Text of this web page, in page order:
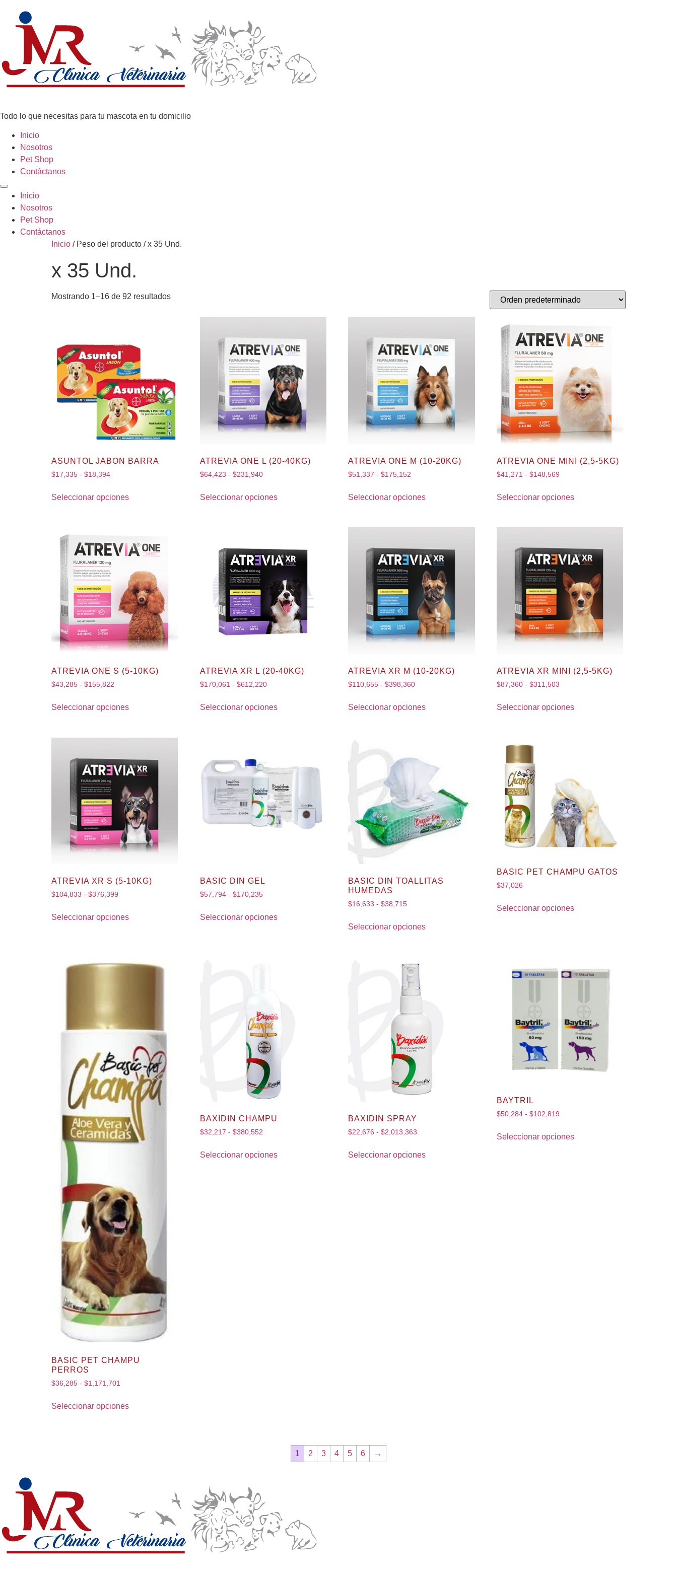
Todo lo que necesitas para tu mascota en tu domicilio
Inicio
Nosotros
Pet Shop
Contáctanos
Inicio
Nosotros
Pet Shop
Contáctanos
Inicio / Peso del producto / x 35 Und.
x 35 Und.
Mostrando 1–16 de 92 resultados
ASUNTOL JABON BARRA
$17,335 - $18,394
Seleccionar opciones
ATREVIA ONE L (20-40KG)
$64,423 - $231,940
Seleccionar opciones
ATREVIA ONE M (10-20KG)
$51,337 - $175,152
Seleccionar opciones
ATREVIA ONE MINI (2,5-5KG)
$41,271 - $148,569
Seleccionar opciones
ATREVIA ONE S (5-10KG)
$43,285 - $155,822
Seleccionar opciones
ATREVIA XR L (20-40KG)
$170,061 - $612,220
Seleccionar opciones
ATREVIA XR M (10-20KG)
$110,655 - $398,360
Seleccionar opciones
ATREVIA XR MINI (2,5-5KG)
$87,360 - $311,503
Seleccionar opciones
ATREVIA XR S (5-10KG)
$104,833 - $376,399
Seleccionar opciones
BASIC DIN GEL
$57,794 - $170,235
Seleccionar opciones
BASIC DIN TOALLITAS
HUMEDAS
$16,633 - $38,715
Seleccionar opciones
BASIC PET CHAMPU GATOS
$37,026
Seleccionar opciones
BASIC PET CHAMPU
PERROS
$36,285 - $1,171,701
Seleccionar opciones
BAXIDIN CHAMPU
$32,217 - $380,552
Seleccionar opciones
BAXIDIN SPRAY
$22,676 - $2,013,363
Seleccionar opciones
BAYTRIL
$50,284 - $102,819
Seleccionar opciones
1 2 3 4 5 6 →